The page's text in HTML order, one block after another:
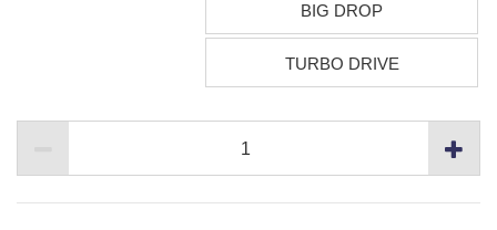
BIG DROP
TURBO DRIVE